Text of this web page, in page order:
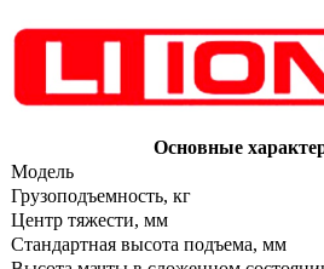
Основные
Модель
Грузоподъемность, кг
Центр тяжести, мм
Стандартная высота подъема, мм